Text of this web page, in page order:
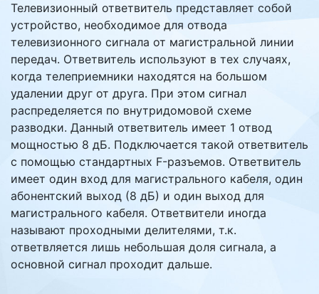
Телевизионный ответвитель представляет собой
устройство, необходимое для отвода
телевизионного сигнала от магистральной линии
передач. Ответвитель используют в тех случаях,
когда телеприемники находятся на большом
удалении друг от друга. При этом сигнал
распределяется по внутридомовой схеме
разводки. Данный ответвитель имеет 1 отвод
мощностью 8 дБ. Подключается такой ответвитель
с помощью стандартных F-разъемов. Ответвитель
имеет один вход для магистрального кабеля, один
абонентский выход (8 дБ) и один выход для
магистрального кабеля. Ответвители иногда
называют проходными делителями, т.к.
ответвляется лишь небольшая доля сигнала, а
основной сигнал проходит дальше.